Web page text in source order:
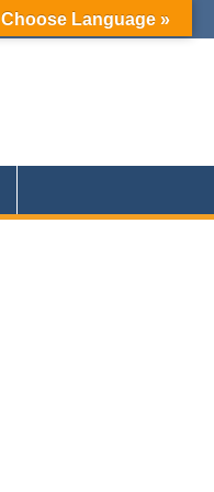
Choose Language »